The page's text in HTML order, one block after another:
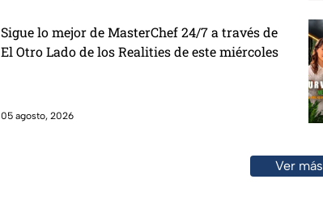
Sigue lo mejor de MasterChef 24/7 a través de
El Otro Lado de los Realities de este miércoles
05 agosto, 2026
Ver más